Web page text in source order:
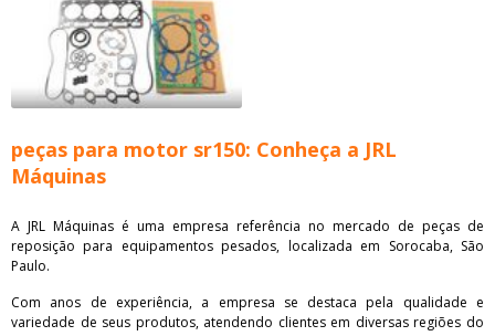
peças para motor sr150: Conheça a JRL
Máquinas
A JRL Máquinas é uma empresa referência no mercado de peças de
reposição para equipamentos pesados, localizada em Sorocaba, São
Paulo.
Com anos de experiência, a empresa se destaca pela qualidade e
variedade de seus produtos, atendendo clientes em diversas regiões do